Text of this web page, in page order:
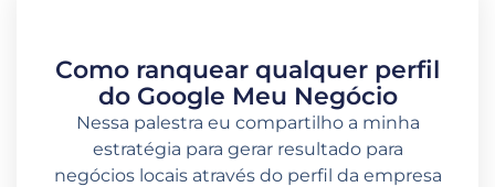
Como ranquear qualquer perfil
do Google Meu Negócio
Nessa palestra eu compartilho a minha
estratégia para gerar resultado para
negócios locais através do perfil da empresa